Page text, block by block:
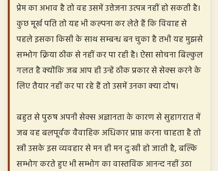
प्रेम का अभाव है तो वह उसमें उत्तेजना उत्पन्न नहीं हो सकती है।
कुछ मूर्ख पति तो यह भी कल्पना कर लेते हैं कि विवाह से
पहले इसका किसी के साथ सम्बन्ध बन चुका है तभी यह मुझसे
सम्भोग क्रिया ठीक से नहीं कर पा रही है। ऐसा सोचना बिल्कुल
गलत है क्योंकि जब आप ही उन्हें ठीक प्रकार से सेक्स करने के
लिए तैयार नहीं कर पा रहे हैं तो उसमें उनका क्या दोष।
बहुत से पुरुष अपनी सेक्स अज्ञानता के कारण से सुहागरात में
जब वह बलपूर्वक वैवाहिक अधिकार प्राप्त करना चाहता है तो
स्त्री उसके इस व्यवहार से मन ही मन दुःखी हो जाती है, बल्कि
सम्भोग करते हुए भी सम्भोग का वास्तविक आनन्द नहीं उठा